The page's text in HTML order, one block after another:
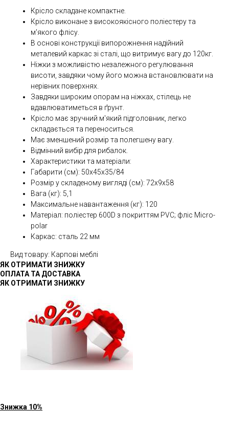
Крісло складане компактне.
Крісло виконане з високоякісного поліестеру та
м'якого флісу.
В основі конструкції випорожнення надійний
металевий каркас зі сталі, що витримує вагу до 120кг.
Ніжки з можливістю незалежного регулювання
висоти, завдяки чому його можна встановлювати на
нерівних поверхнях.
Завдяки широким опорам на ніжках, стілець не
вдавлюватиметься в ґрунт.
Крісло має зручний м'який підголовник, легко
складається та переноситься.
Має зменшений розмір та полегшену вагу.
Відмінний вибір для рибалок.
Характеристики та матеріали:
Габарити (см): 50х45х35/84
Розмір у складеному вигляді (см): 72x9x58
Вага (кг): 5,1
Максимальне навантаження (кг): 120
Матеріал: поліестер 600D з покриттям PVC; фліс Micro-
polar
Каркас: сталь 22 мм
Вид товару: Карпові меблі
ЯК ОТРИМАТИ ЗНИЖКУ
ОПЛАТА ТА ДОСТАВКА
ЯК ОТРИМАТИ ЗНИЖКУ
Знижка 10%